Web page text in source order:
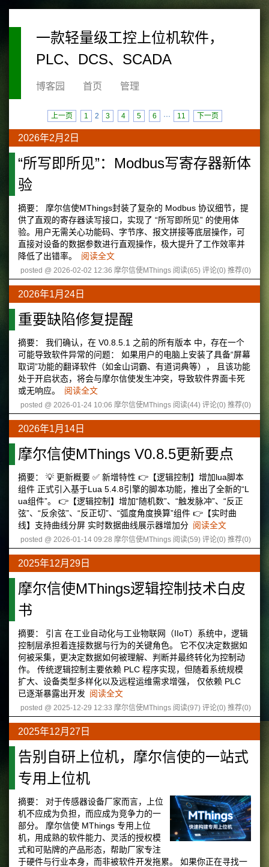
一款轻量级工控上位机软件，
PLC、DCS、SCADA
博客园 首页 管理
上一页 1 2 3 4 5 6 ··· 11 下一页
2026年2月2日
“所写即所见”：Modbus写寄存器新体
验
摘要： 摩尔信使MThings封装了复杂的 Modbus 协议细节，提
供了直观的寄存器读写接口，实现了 “所写即所见” 的使用体
验。用户无需关心功能码、字节序、报文拼接等底层操作，可
直接对设备的数据参数进行直观操作，极大提升了工作效率并
降低了出错率。
阅读全文
posted @ 2026-02-02 12:36 摩尔信使MThings 阅读(65) 评论(0) 推荐(0)
2026年1月24日
重要缺陷修复提醒
摘要： 我们确认，在 V0.8.5.1 之前的所有版本 中，存在一个
可能导致软件异常的问题： 如果用户的电脑上安装了具备“屏幕
取词”功能的翻译软件（如金山词霸、有道词典等）， 且该功能
处于开启状态，将会与摩尔信使发生冲突，导致软件界面卡死
或无响应。
阅读全文
posted @ 2026-01-24 10:06 摩尔信使MThings 阅读(44) 评论(0) 推荐(0)
2026年1月14日
摩尔信使MThings V0.8.5更新要点
摘要： 💡 更新概要 ✅ 新增特性 👉【逻辑控制】增加lua脚本
组件 正式引入基于Lua 5.4.8引擎的脚本功能，推出了全新的“L
ua组件”。 👉【逻辑控制】增加“随机数”、“触发脉冲”、“反正
弦”、“反余弦”、“反正切”、“弧度角度换算”组件 👉【实时曲
线】支持曲线分屏 实时数据曲线展示器增加分 阅读全文
posted @ 2026-01-14 09:28 摩尔信使MThings 阅读(59) 评论(0) 推荐(0)
2025年12月29日
摩尔信使MThings逻辑控制技术白皮
书
摘要： 引言 在工业自动化与工业物联网（IIoT）系统中，逻辑
控制层承担着连接数据与行为的关键角色。 它不仅决定数据如
何被采集，更决定数据如何被理解、判断并最终转化为控制动
作。 传统逻辑控制主要依赖 PLC 程序实现，但随着系统规模
扩大、设备类型多样化以及远程运维需求增强， 仅依赖 PLC
已逐渐暴露出开发 阅读全文
posted @ 2025-12-29 12:33 摩尔信使MThings 阅读(97) 评论(0) 推荐(0)
2025年12月27日
告别自研上位机，摩尔信使的一站式
专用上位机
摘要： 对于传感器设备厂家而言，上位
机不应成为负担，而应成为竞争力的一
部分。 摩尔信使 MThings 专用上位
机，用成熟的软件能力、灵活的授权模
式和可贴牌的产品形态，帮助厂家专注
于硬件与行业本身，而非被软件开发拖累。 如果你正在寻找一